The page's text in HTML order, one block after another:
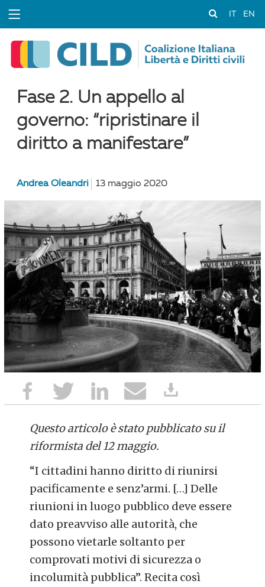
EN
Fase 2. Un appello al
governo: “ripristinare il
diritto a manifestare”
Andrea Oleandri 13 maggio 2020
Questo articolo è stato pubblicato su il
riformista del 12 maggio.
“I cittadini hanno diritto di riunirsi
pacificamente e senz’armi. […] Delle
riunioni in luogo pubblico deve essere
dato preavviso alle autorità, che
possono vietarle soltanto per
comprovati motivi di sicurezza o
incolumità pubblica”. Recita così